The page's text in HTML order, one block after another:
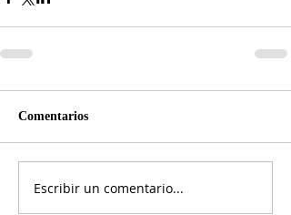
Comentarios
Escribir un comentario...